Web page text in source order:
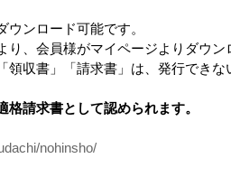
ンロード可能です。
、会員様がマイページよりダウン
領収書」「請求書」は、発行できな
請求書として認められます。
nohinsho/